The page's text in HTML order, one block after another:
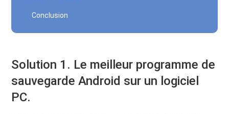
Conclusion
Solution 1. Le meilleur programme de
sauvegarde Android sur un logiciel
PC.